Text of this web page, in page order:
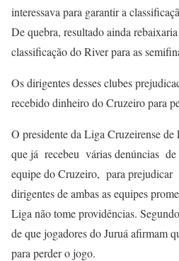
interessava para garantir a
De quebra, resultado ainda
classificação do River para as
Os dirigentes desses clubes
recebido dinheiro do Cruzeiro para
O presidente da Liga Cruzeirense de
que já recebeu várias denúncias de
equipe do Cruzeiro, para prejudicar
dirigentes de ambas as equipes
Liga não tome providências.
de que jogadores do Juruá afirmam
para perder o jogo.